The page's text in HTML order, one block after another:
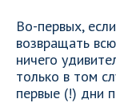
Во-первых,
возвращать
ничего
только в том
первые (!) дни